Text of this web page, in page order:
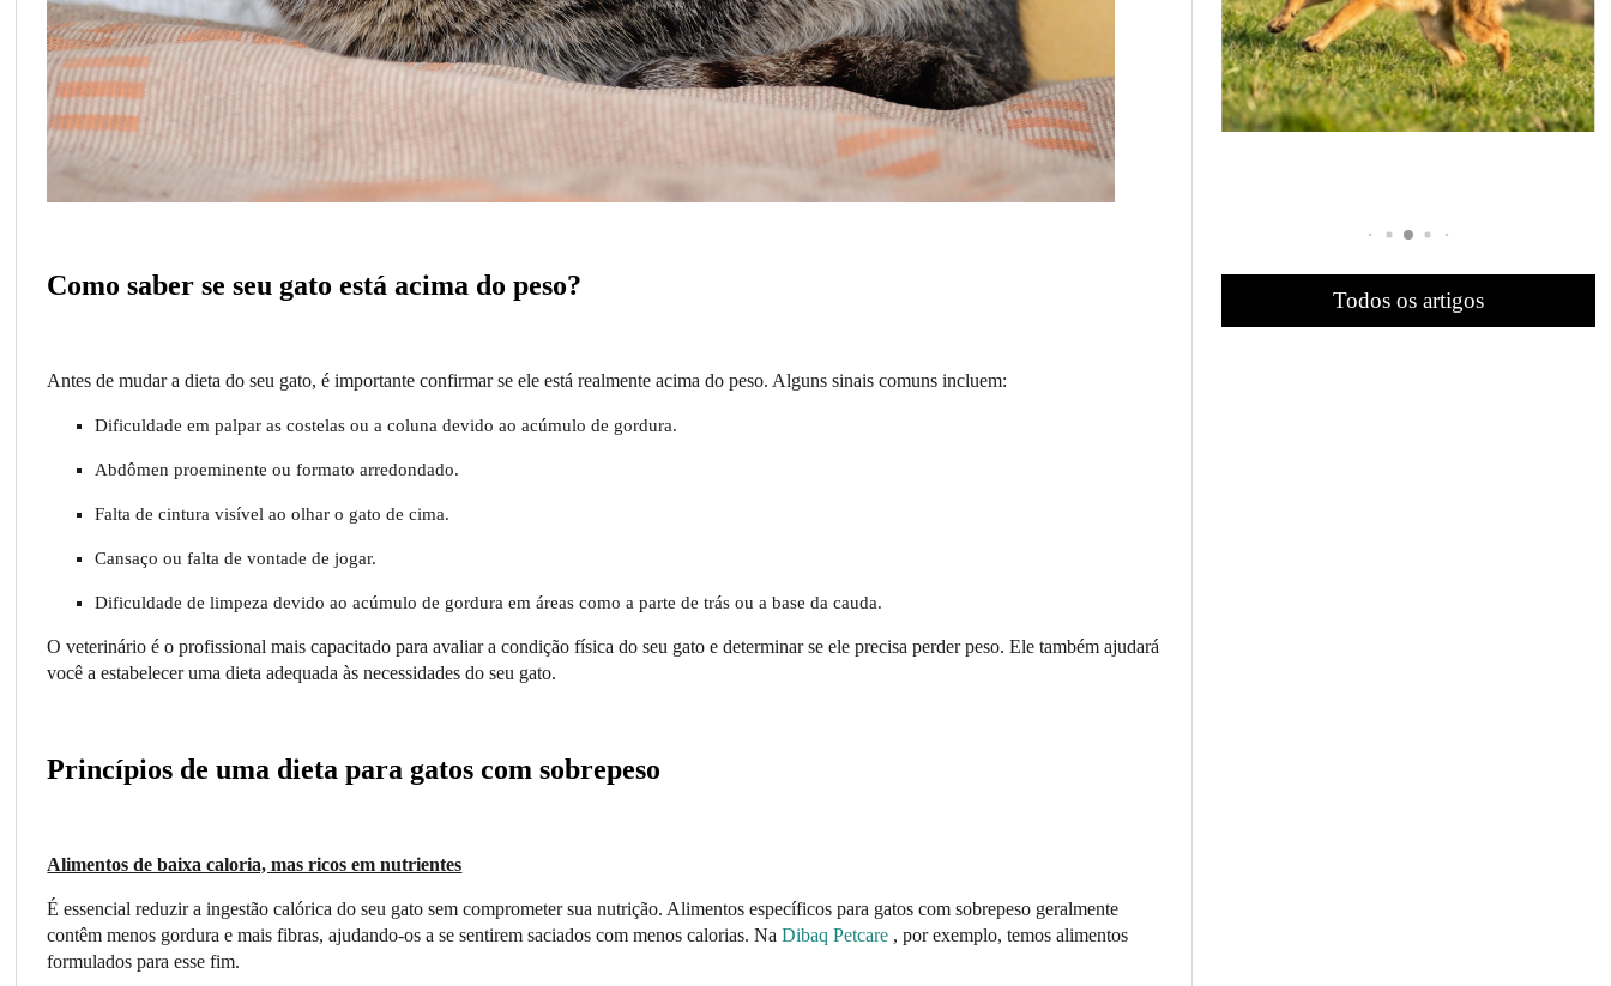
Como saber se seu gato está acima do peso?
Antes de mudar a dieta do seu gato, é importante confirmar se ele está realmente acima do peso. Alguns sinais comuns incluem:
Dificuldade em palpar as costelas ou a coluna devido ao acúmulo de gordura.
Abdômen proeminente ou formato arredondado.
Falta de cintura visível ao olhar o gato de cima.
Cansaço ou falta de vontade de jogar.
Dificuldade de limpeza devido ao acúmulo de gordura em áreas como a parte de trás ou a base da cauda.
O veterinário é o profissional mais capacitado para avaliar a condição física do seu gato e determinar se ele precisa perder peso. Ele também ajudará
você a estabelecer uma dieta adequada às necessidades do seu gato.
Princípios de uma dieta para gatos com sobrepeso
Alimentos de baixa caloria, mas ricos em nutrientes
É essencial reduzir a ingestão calórica do seu gato sem comprometer sua nutrição. Alimentos específicos para gatos com sobrepeso geralmente
contêm menos gordura e mais fibras, ajudando-os a se sentirem saciados com menos calorias. NaDibaq Petcare , por exemplo, temos alimentos
formulados para esse fim.
Todos os artigos